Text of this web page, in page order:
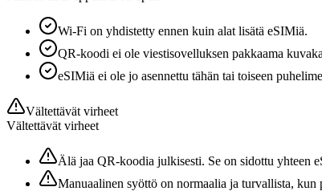
Wi-Fi on yhdistetty ennen kuin alat lisätä eSIMiä.
QR-koodi ei ole viestisovelluksen pakkaama
eSIMiä ei ole jo asennettu tähän tai toiseen
Vältettävät virheet
Vältettävät virheet
Älä jaa QR-koodia julkisesti. Se on sidottu yhteen
Manuaalinen syöttö on normaalia ja turvallista,